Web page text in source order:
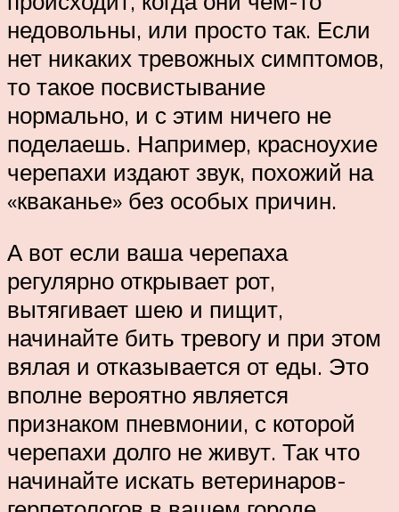
недовольны, или просто так. Если
нет никаких тревожных симптомов,
то такое посвистывание
нормально, и с этим ничего не
поделаешь. Например, красноухие
черепахи издают звук, похожий на
«кваканье» без особых причин.
А вот если ваша черепаха
регулярно открывает рот,
вытягивает шею и пищит,
начинайте бить тревогу и при этом
вялая и отказывается от еды. Это
вполне вероятно является
признаком пневмонии, с которой
черепахи долго не живут. Так что
начинайте искать ветеринаров-